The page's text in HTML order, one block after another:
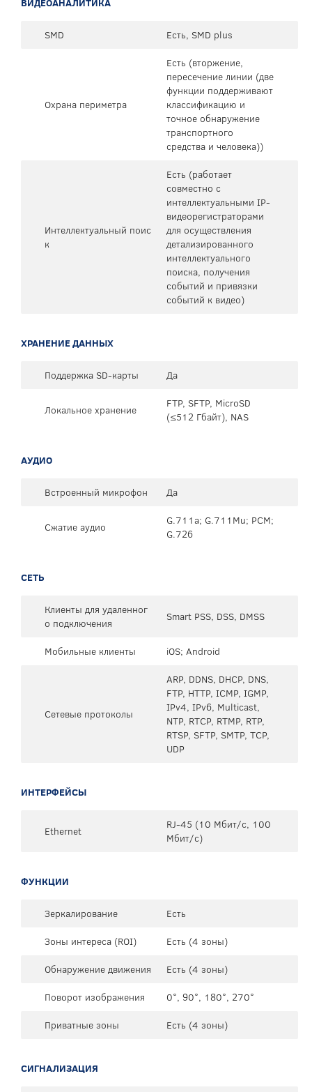
SMD Есть, SMD plus
Охрана периметра
Есть (вторжение,
пересечение линии (две
функции поддерживают
классификацию и
точное обнаружение
транспортного
средства и человека))
Интеллектуальный поис
к
Есть (работает
совместно с
интеллектуальными IP-
видеорегистраторами
для осуществления
детализированного
интеллектуального
поиска, получения
событий и привязки
событий к видео)
ХРАНЕНИЕ ДАННЫХ
Поддержка SD-карты Да
Локальное хранение
FTP, SFTP, MicroSD
(≤512 Гбайт), NAS
АУДИО
Встроенный микрофон Да
Сжатие аудио
G.711a; G.711Mu; PCM;
G.726
СЕТЬ
Клиенты для удаленног
о подключения
Smart PSS, DSS, DMSS
Мобильные клиенты iOS; Android
Сетевые протоколы
ARP, DDNS, DHCP, DNS,
FTP, HTTP, ICMP, IGMP,
IPv4, IPv6, Multicast,
NTP, RTCP, RTMP, RTP,
RTSP, SFTP, SMTP, TCP,
UDP
ИНТЕРФЕЙСЫ
Ethernet
RJ-45 (10 Мбит/с, 100
Мбит/с)
ФУНКЦИИ
Зеркалирование
Есть
Зоны интереса (ROI)
Есть (4 зоны)
Обнаружение движения
Есть (4 зоны)
Поворот изображения
0°, 90°, 180°, 270°
Приватные зоны
Есть (4 зоны)
СИГНАЛИЗАЦИЯ